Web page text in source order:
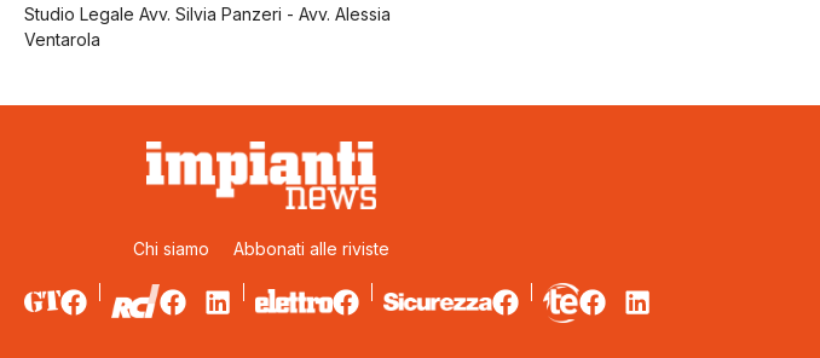
Studio Legale Avv. Silvia Panzeri - Avv. Alessia
Ventarola
Chi siamo Abbonati alle riviste